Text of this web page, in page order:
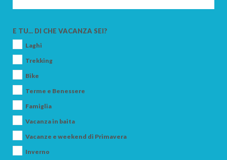
E TU... DI CHE VACANZA SEI?
Laghi
Trekking
Bike
Terme e Benessere
Famiglia
Vacanza in baita
Vacanze e weekend di Primavera
Inverno